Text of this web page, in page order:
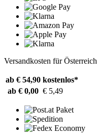
Versandkosten für Österreich
ab € 54,90 kostenlos*
ab € 0,00 € 5,49